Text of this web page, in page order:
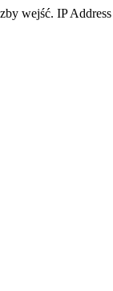
wejść. IP